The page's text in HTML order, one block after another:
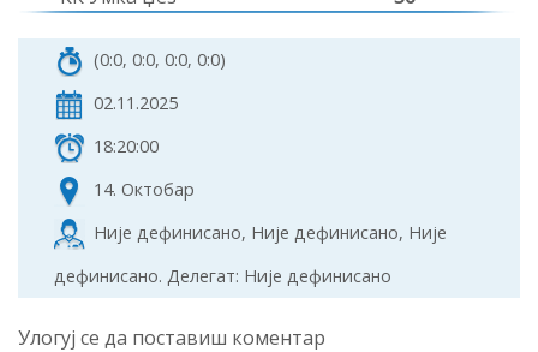
(0:0, 0:0, 0:0, 0:0)
02.11.2025
18:20:00
14. Октобар
Није дефинисано, Није дефинисано, Није
дефинисано. Делегат: Није дефинисано
Улогуј се да поставиш коментар